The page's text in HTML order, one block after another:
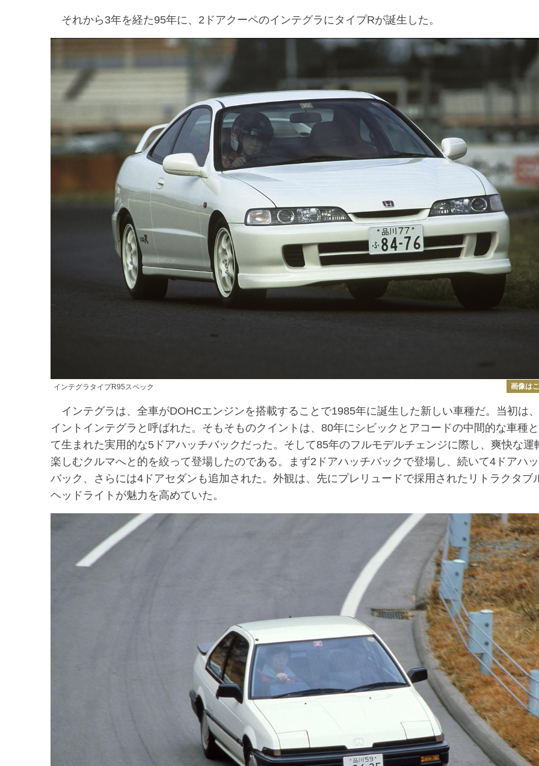
それから3年を経た95年に、2ドアクーペのインテグラにタイプRが誕生した。
インテグラタイプR95スペック 画像は
インテグラは、全車がDOHCエンジンを搭載することで1985年に誕生した新しい車種だ。当初は
イントインテグラと呼ばれた。そもそものクイントは、80年にシビックとアコードの中間的な車種
て生まれた実用的な5ドアハッチバックだった。そして85年のフルモデルチェンジに際し、爽快な運
楽しむクルマへと的を絞って登場したのである。まず2ドアハッチバックで登場し、続いて4ドアハ
バック、さらには4ドアセダンも追加された。外観は、先にプレリュードで採用されたリトラクタブ
ヘッドライトが魅力を高めていた。